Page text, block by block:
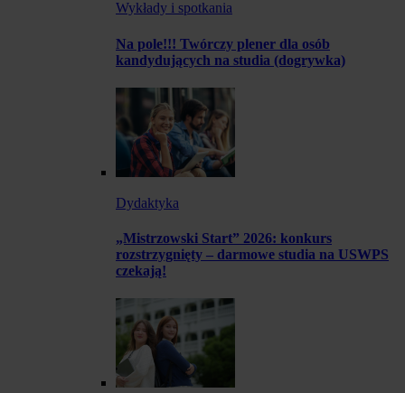
Wykłady i spotkania
Na pole!!! Twórczy plener dla osób
kandydujących na studia (dogrywka)
Dydaktyka
„Mistrzowski Start” 2026: konkurs
rozstrzygnięty – darmowe studia na USWPS
czekają!